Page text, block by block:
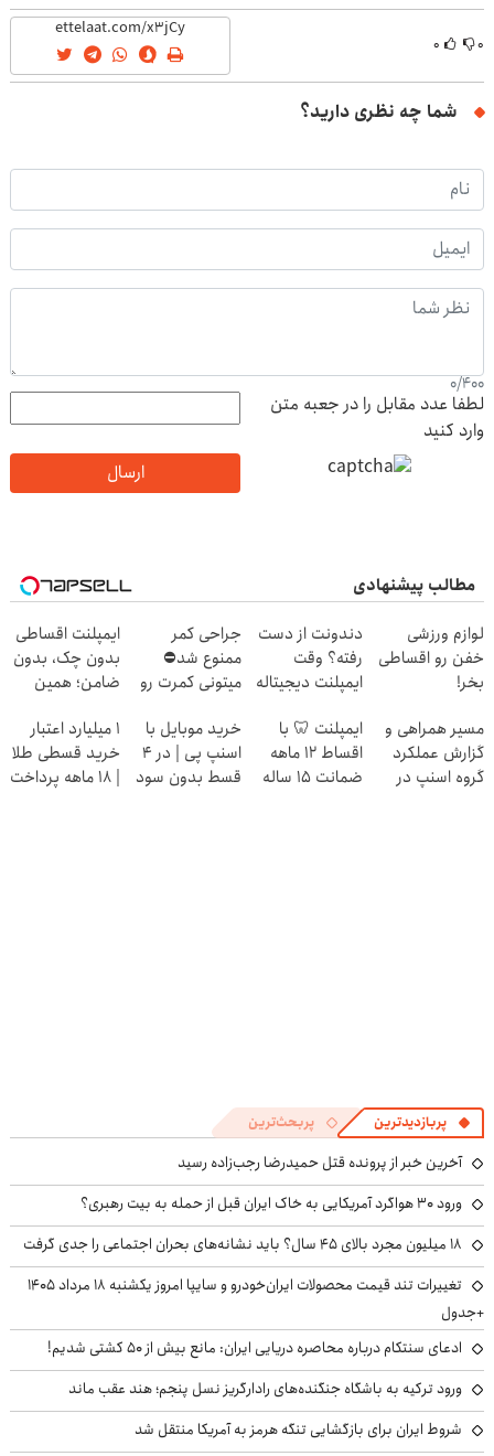
نزدیکت
۰ ۰
شما چه نظری دارید؟
0/400
لطفا عدد مقابل را در جعبه متن
وارد کنید
ارسال
مطالب پیشنهادی
لوازم ورزشی
خفن رو اقساطی
بخر!
دندونت از دست
رفته؟ وقت
ایمپلنت دیجیتاله
جراحی کمر
ممنوع شد⛔
میتونی کمرت رو
کنی! 👈🏻
پرسش‌نامه
ایمپلنت اقساطی
بدون چک، بدون
ضامن؛ همین
مشاوره بگیر
مسیر همراهی و
گزارش عملکرد
گروه اسنپ در
ایمپلنت 🦷 با
اقساط 12 ماهه
ضمانت 15 ساله
خرید موبایل با
اسنپ پی | در ۴
قسط بدون سود
۱ میلیارد اعتبار
خرید قسطی طلا
| ۱۸ ماهه پرداخت
پربازدیدترین پربحث‌ترین
آخرین خبر از پرونده قتل حمیدرضا رجب‌زاده رسید
ورود ۳۰ هواگرد آمریکایی به خاک ایران قبل از حمله به بیت رهبری؟
۱۸ میلیون مجرد بالای ۴۵ سال؟ باید نشانه‌های بحران اجتماعی را جدی گرفت
تغییرات تند قیمت محصولات ایران‌خودرو و سایپا امروز یکشنبه ۱۸ مرداد ۱۴۰۵
+جدول
ادعای سنتکام درباره محاصره دریایی ایران: مانع بیش از ۵۰ کشتی شدیم!
ورود ترکیه به باشگاه جنگنده‌های رادارگریز نسل پنجم؛ هند عقب ماند
شروط ایران برای بازگشایی تنگه هرمز به آمریکا منتقل شد